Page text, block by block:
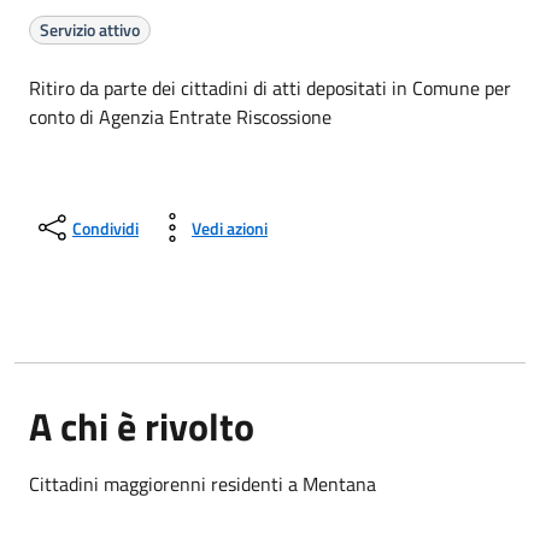
Servizio attivo
Ritiro da parte dei cittadini di atti depositati in Comune per
conto di Agenzia Entrate Riscossione
Condividi Vedi azioni
A chi è rivolto
Cittadini maggiorenni residenti a Mentana